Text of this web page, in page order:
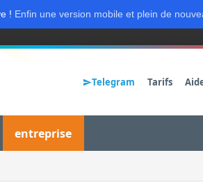
! Enfin une version mobile et plein de
Telegram Tarifs
entreprise